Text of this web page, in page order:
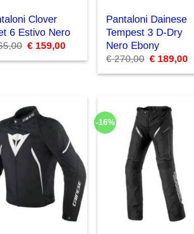
Clover
6 Estivo Nero
Il
prezzo
era:
€ 159,00Il
è:
Pantaloni Dainese
Tempest 3 D-Dry
Nero Ebony
€270,00
Il
prezzo
era:
€ 189,00Il
è:
-16%